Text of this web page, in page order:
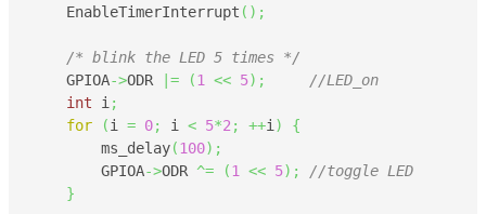
    EnableTimerInterrupt
( ) ;
/* blink the LED 5 times */
    GPIOA
->ODR |= (1 << 5) ;
//LED_on
int i ;
for
(i = 0; i < 5*2 ; ++i )
{
        ms_delay
(100) ;
    	GPIOA
->ODR ^= (1 << 5) ;
//toggle LED
}